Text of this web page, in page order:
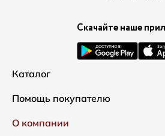
Скачайте наше
Каталог
Новинки
Одежда
Помощь покупателю
Доставка и оплата
О компании